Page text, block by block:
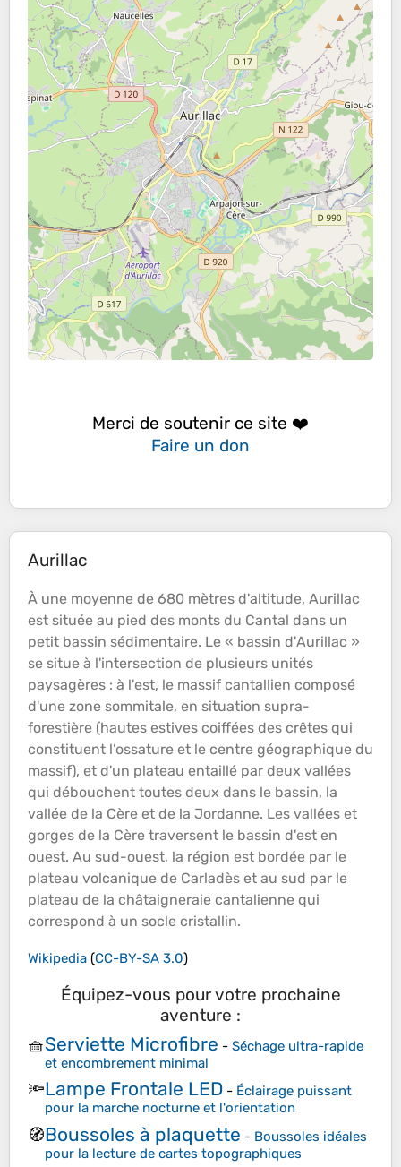
Merci de soutenir ce site ❤️
Faire un don
Aurillac
À une moyenne de 680 mètres d'altitude, Aurillac
est située au pied des monts du Cantal dans un
petit bassin sédimentaire. Le « bassin d'Aurillac »
se situe à l'intersection de plusieurs unités
paysagères : à l'est, le massif cantallien composé
d'une zone sommitale, en situation supra-
forestière (hautes estives coiffées des crêtes qui
constituent l’ossature et le centre géographique du
massif), et d'un plateau entaillé par deux vallées
qui débouchent toutes deux dans le bassin, la
vallée de la Cère et de la Jordanne. Les vallées et
gorges de la Cère traversent le bassin d'est en
ouest. Au sud-ouest, la région est bordée par le
plateau volcanique de Carladès et au sud par le
plateau de la châtaigneraie cantalienne qui
correspond à un socle cristallin.
Wikipedia (CC-BY-SA 3.0)
Équipez-vous pour votre prochaine
aventure :
🧺Serviette Microfibre - Séchage ultra-rapide
et encombrement minimal
🔦Lampe Frontale LED - Éclairage puissant
pour la marche nocturne et l'orientation
🧭Boussoles à plaquette - Boussoles idéales
pour la lecture de cartes topographiques